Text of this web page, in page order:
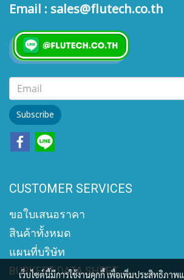
Email : sales@flutech.co.th
Subscribe
CUSTOMER SERVICES
ขอใบเสนอราคา
สินค้าทั้งหมด
แผนที่บริษัท
BURKERT DATA SHEET
เว็บไซต์นี้มีการใช้งานคุกกี้ เพื่อเพิ่มประสิทธิภา